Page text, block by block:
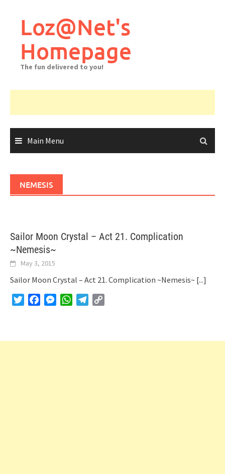
Loz@Net's
Homepage
The fun delivered to you!
Main Menu
NEMESIS
Sailor Moon Crystal – Act 21. Complication
~Nemesis~
May 3, 2015
Sailor Moon Crystal – Act 21. Complication ~Nemesis~ [...]
TwitterFacebookMessengerWhatsAppTelegram